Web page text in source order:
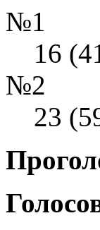
№1
16
№2
23